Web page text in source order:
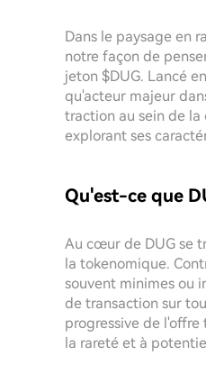
Dans le paysage en
notre façon de
jeton $DUG. Lancé
qu'acteur majeur
traction au sein de
explorant ses
Qu'est-ce que
Au cœur de DUG se
la tokenomique.
souvent minimes ou
de transaction sur
progressive de
la rareté et à